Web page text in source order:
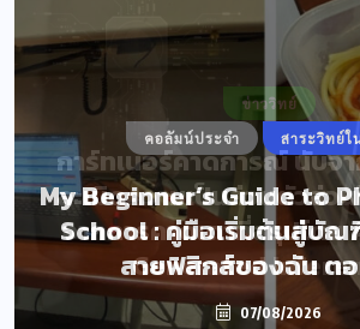
ข่าววิทย์
การ์ทเนอร์คาดการณ์ นับจ
ละเมิดความเป็นส่วนตัวส่ว
จากการคาดเดาที่สรุปโดย
Generated
07/08/2026
คอลัมน์ประจำ สาระวิทย์ใ
My Beginner’s Guide to
School : คู่มือเริ่มต้นสู่บัณ
สายฟิสิกส์ของฉัน ตอ
07/08/2026